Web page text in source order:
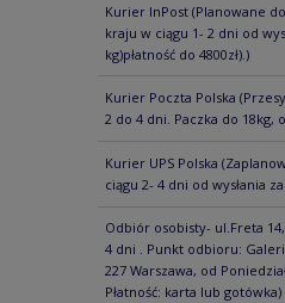
Kurier InPost (Planowane
kraju w ciągu 1- 2 dni od
kg)płatność do 4800zł).)
Kurier Poczta Polska
2 do 4 dni. Paczka do 18kg,
Kurier UPS Polska
ciągu 2- 4 dni od wysłania
Odbiór osobisty- ul.Freta
4 dni . Punkt odbioru:
227 Warszawa, od
Płatność: karta lub gotówka)